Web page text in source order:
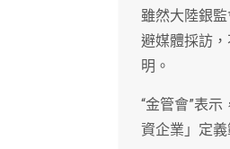
雖然大陸銀
避媒體採訪
明。
“金管會”表
資企業」定